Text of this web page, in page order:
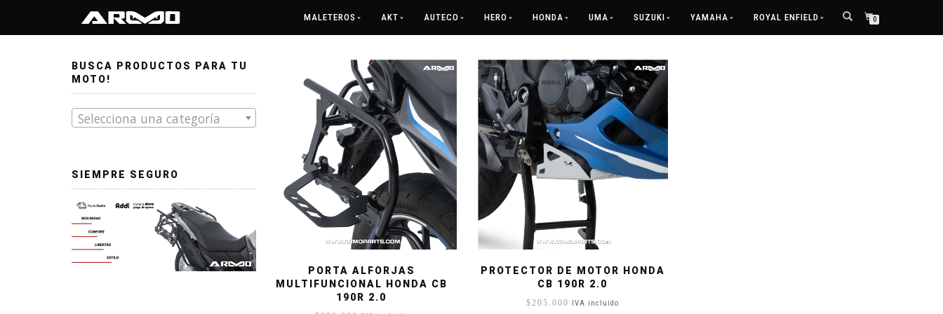
MALETEROS AKT AUTECO HERO HONDA UMA SUZUKI YAMAHA ROYAL ENFIELD 0
Inicio/ Productos etiquetados “CB 190R 2.0”
PORTA ALFORJAS
MULTIFUNCIONAL HONDA CB
190R 2.0
PROTECTOR DE MOTOR HONDA
CB 190R 2.0
$205.000 IVA incluido
BUSCA PRODUCTOS PARA TU
MOTO!
Selecciona una categoría
SIEMPRE SEGURO